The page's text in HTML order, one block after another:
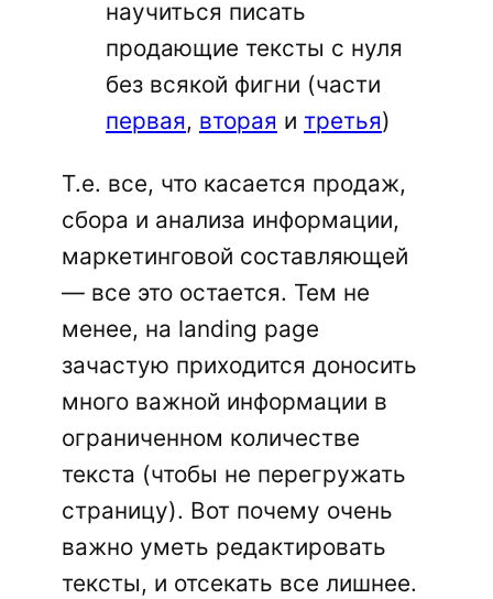
научиться писать
продающие тексты с нуля
без всякой фигни (части
первая, вторая и третья)
Т.е. все, что касается продаж,
сбора и анализа информации,
маркетинговой составляющей
— все это остается. Тем не
менее, на landing page
зачастую приходится доносить
много важной информации в
ограниченном количестве
текста (чтобы не перегружать
страницу). Вот почему очень
важно уметь редактировать
тексты, и отсекать все лишнее.